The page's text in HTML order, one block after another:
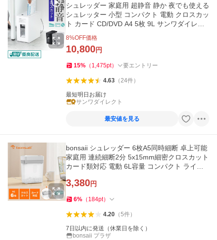
シュレッダー 家庭用 超静音 静か 夜でも使える
シュレッター 小型 コンパクト 電動 クロスカッ
ト カード CD/DVD A4 5枚 9L サンワダイレク
8%OFF価格
10,800円
15% （ 1,475pt） 要エントリー
4.63（24件）
最短明日お届け
サンワダイレクト
最安値を見る
bonsaii シュレッダー 6枚A5同時細断 卓上可能
家庭用 連続細断2分 5x15mm細密クロスカット
カード類対応 電動 6L容量 コンパクト ライト
3,380円
6% （ 184pt）
4.20（5件）
7日以内に発送（休業日を除く）
bonsaii プラザ